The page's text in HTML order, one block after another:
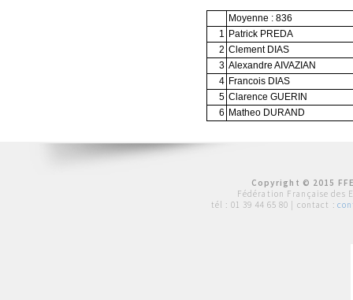
Moyenne : 836
1 Patrick PREDA
2 Clement DIAS
3 Alexandre AIVAZIAN
4 Francois DIAS
5 Clarence GUERIN
6 Matheo DURAND
Copyright © 2015
Fédération Française des
tél : 01 39 44 65 80 | contact :